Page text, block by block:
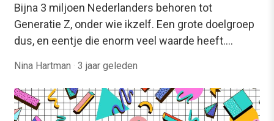
Bijna 3 miljoen Nederlanders behoren tot
Generatie Z, onder wie ikzelf. Een grote doelgroep
dus, en eentje die enorm veel waarde heeft.…
Nina Hartman · 3 jaar geleden